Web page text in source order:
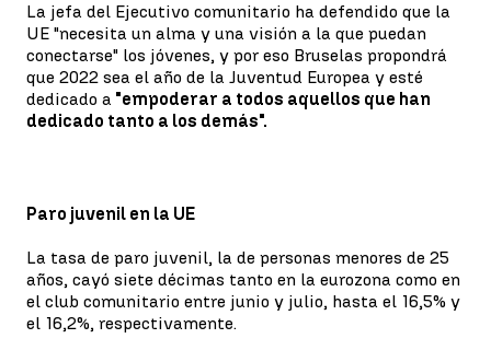
La jefa del Ejecutivo comunitario ha defendido que la
UE "necesita un alma y una visión a la que puedan
conectarse" los jóvenes, y por eso Bruselas propondrá
que 2022 sea el año de la Juventud Europea y esté
dedicado a "empoderar a todos aquellos que han
dedicado tanto a los demás".
Paro juvenil en la UE
La tasa de paro juvenil, la de personas menores de 25
años, cayó siete décimas tanto en la eurozona como en
el club comunitario entre junio y julio, hasta el 16,5% y
el 16,2%, respectivamente.